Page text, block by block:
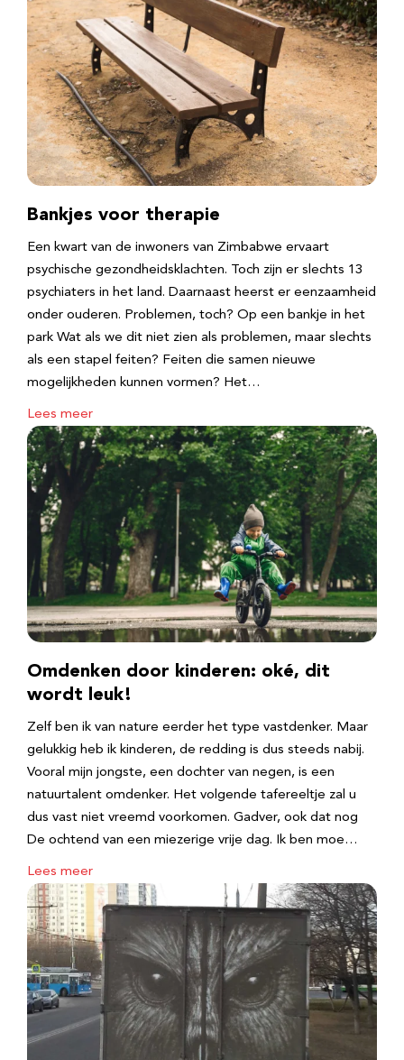
Bankjes voor therapie
Een kwart van de inwoners van Zimbabwe ervaart
psychische gezondheidsklachten. Toch zijn er slechts 13
psychiaters in het land. Daarnaast heerst er eenzaamheid
onder ouderen. Problemen, toch? Op een bankje in het
park Wat als we dit niet zien als problemen, maar slechts
als een stapel feiten? Feiten die samen nieuwe
mogelijkheden kunnen vormen? Het…
Lees meer
Omdenken door kinderen: oké, dit
wordt leuk!
Zelf ben ik van nature eerder het type vastdenker. Maar
gelukkig heb ik kinderen, de redding is dus steeds nabij.
Vooral mijn jongste, een dochter van negen, is een
natuurtalent omdenker. Het volgende tafereeltje zal u
dus vast niet vreemd voorkomen. Gadver, ook dat nog
De ochtend van een miezerige vrije dag. Ik ben moe…
Lees meer